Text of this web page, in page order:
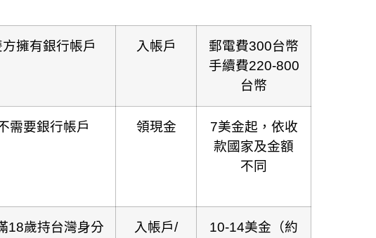
擁有銀行帳戶 入帳戶
郵電費300台幣
手續費220-800
台幣
需要銀行帳戶 領現金
7美金起，依收
款國家及金額
不同
18歲持台灣身分
入帳戶/
10-14美金（約